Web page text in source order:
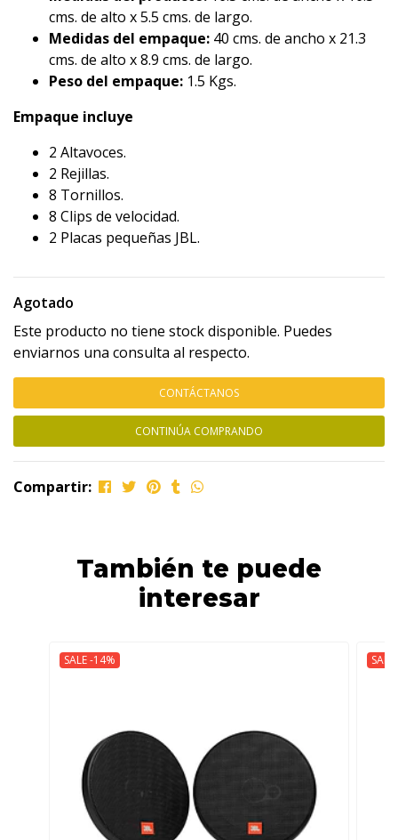
cms. de alto x 5.5 cms. de largo.
Medidas del empaque: 40 cms. de ancho x 21.3
cms. de alto x 8.9 cms. de largo.
Peso del empaque: 1.5 Kgs.
Empaque incluye
2 Altavoces.
2 Rejillas.
8 Tornillos.
8 Clips de velocidad.
2 Placas pequeñas JBL.
Agotado
Este producto no tiene stock disponible. Puedes
enviarnos una consulta al respecto.
CONTÁCTANOS
CONTINÚA COMPRANDO
Compartir:
También te puede
interesar
SALE -14%